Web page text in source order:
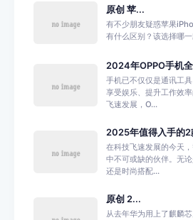
原创 苹...
有不少朋友疑惑苹果
有什么区别？该选择哪
2024年OPPO手机
手机已不仅仅是通讯工
享受娱乐、提升工作效
飞速发展，O...
2025年值得入手的2
在科技飞速发展的今天
中不可或缺的伙伴。无
还是时尚搭配...
原创 2...
从去年华为用上了麒麟